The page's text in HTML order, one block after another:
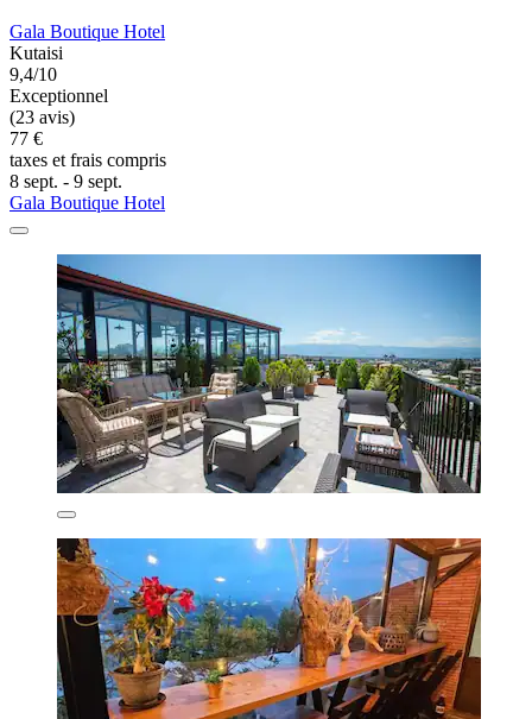
Gala Boutique Hotel
Kutaisi
9,4/10
Exceptionnel
(23 avis)
77 €
taxes et frais compris
8 sept. - 9 sept.
Gala Boutique Hotel